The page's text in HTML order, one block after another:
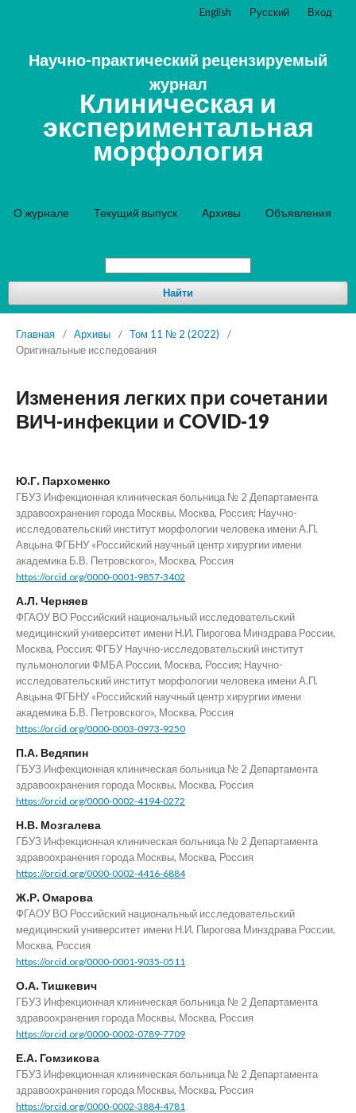
Научно-практический рецензируемый
журнал
Клиническая и
экспериментальная
морфология
О журнале Текущий выпуск Архивы Объявления
Найти
English Русский Вход
Главная / Архивы / Том 11 № 2 (2022)
/
Оригинальные исследования
Изменения легких при сочетании
ВИЧ-инфекции и COVID-19
Ю.Г. Пархоменко
ГБУЗ Инфекционная клиническая больница № 2 Департамента
здравоохранения города Москвы, Москва, Россия; Научно-
исследовательский институт морфологии человека имени А.П.
Авцына ФГБНУ «Российский научный центр хирургии имени
академика Б.В. Петровского», Москва, Россия
https://orcid.org/0000-0001-9857-3402
А.Л. Черняев
ФГАОУ ВО Российский национальный исследовательский
медицинский университет имени Н.И. Пирогова Минздрава России,
Москва, Россия; ФГБУ Научно-исследовательский институт
пульмонологии ФМБА России, Москва, Россия; Научно-
исследовательский институт морфологии человека имени А.П.
Авцына ФГБНУ «Российский научный центр хирургии имени
академика Б.В. Петровского», Москва, Россия
https://orcid.org/0000-0003-0973-9250
П.А. Ведяпин
ГБУЗ Инфекционная клиническая больница № 2 Департамента
здравоохранения города Москвы, Москва, Россия
https://orcid.org/0000-0002-4194-0272
Н.В. Мозгалева
ГБУЗ Инфекционная клиническая больница № 2 Департамента
здравоохранения города Москвы, Москва, Россия
https://orcid.org/0000-0002-4416-6884
Ж.Р. Омарова
ФГАОУ ВО Российский национальный исследовательский
медицинский университет имени Н.И. Пирогова Минздрава России,
Москва, Россия
https://orcid.org/0000-0001-9035-0511
О.А. Тишкевич
ГБУЗ Инфекционная клиническая больница № 2 Департамента
здравоохранения города Москвы, Москва, Россия
https://orcid.org/0000-0002-0789-7709
Е.А. Гомзикова
ГБУЗ Инфекционная клиническая больница № 2 Департамента
здравоохранения города Москвы, Москва, Россия
https://orcid.org/0000-0002-3884-4781